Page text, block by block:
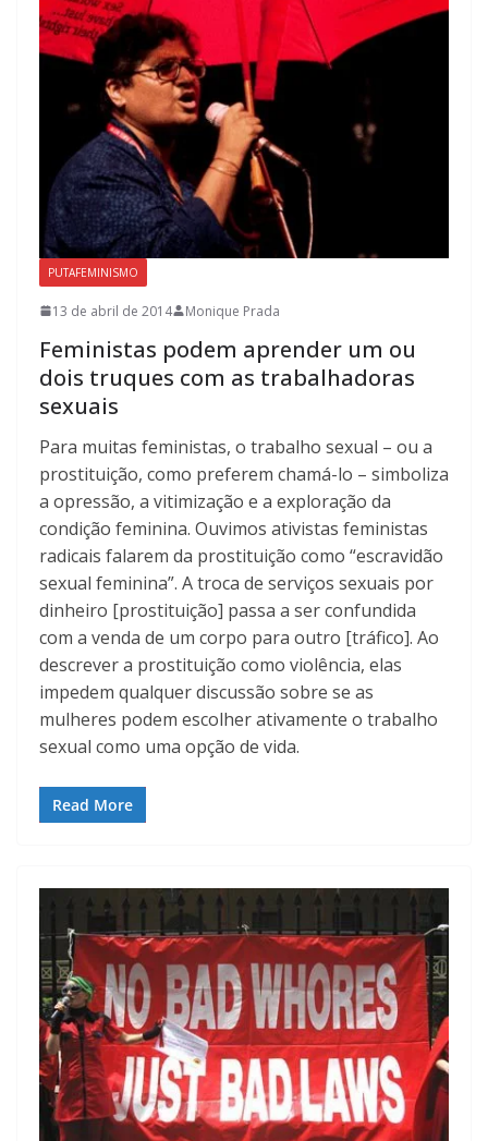
PUTAFEMINISMO
13 de abril de 2014 Monique Prada
Feministas podem aprender um ou
dois truques com as trabalhadoras
sexuais
Para muitas feministas, o trabalho sexual – ou a
prostituição, como preferem chamá-lo – simboliza
a opressão, a vitimização e a exploração da
condição feminina. Ouvimos ativistas feministas
radicais falarem da prostituição como “escravidão
sexual feminina”. A troca de serviços sexuais por
dinheiro [prostituição] passa a ser confundida
com a venda de um corpo para outro [tráfico]. Ao
descrever a prostituição como violência, elas
impedem qualquer discussão sobre se as
mulheres podem escolher ativamente o trabalho
sexual como uma opção de vida.
Read More